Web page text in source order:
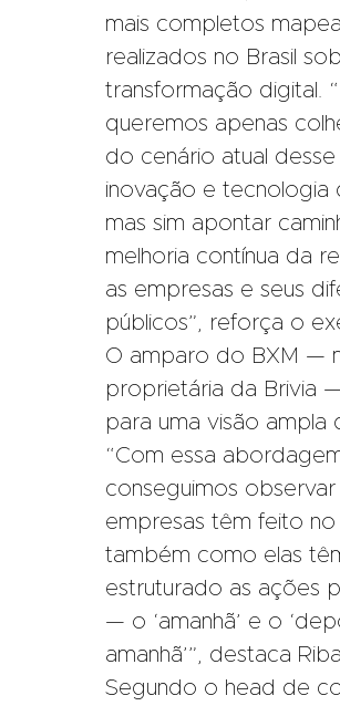
mais completos
realizados no Brasil
transformação digital.
queremos apenas
do cenário atual
inovação e tecnologia
mas sim apontar
melhoria contínua da
as empresas e seus
públicos”, reforça o
O amparo do BXM —
proprietária da Brivia
para uma visão ampla
“Com essa
conseguimos
empresas têm feito no
também como elas
estruturado as ações
— o ‘amanhã’ e o
amanhã’”, destaca
Segundo o head de